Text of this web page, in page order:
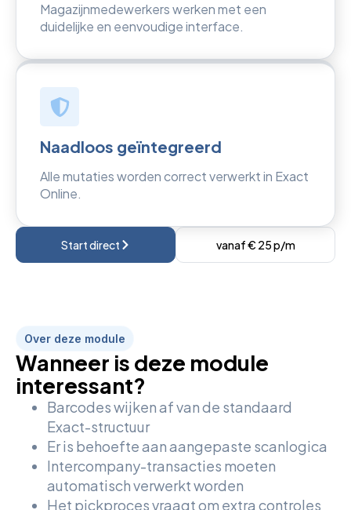
Magazijnmedewerkers werken met een
duidelijke en eenvoudige interface.
Naadloos geïntegreerd
Alle mutaties worden correct verwerkt in Exact
Online.
Start direct vanaf € 25 p/m
Over deze module
Wanneer is deze module
interessant?
Barcodes wijken af van de standaard
Exact-structuur
Er is behoefte aan aangepaste scanlogica
Intercompany-transacties moeten
automatisch verwerkt worden
Het pickproces vraagt om extra controles